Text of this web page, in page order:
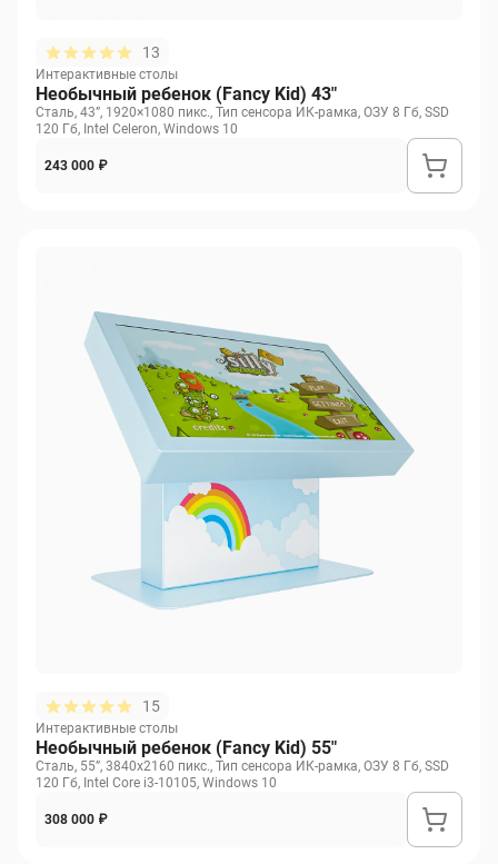
13
Интерактивные столы
Необычный ребенок (Fancy Kid) 43"
Сталь, 43”, 1920×1080 пикс., Тип сенсора ИК-рамка, ОЗУ 8 Гб, SSD
120 Гб, Intel Celeron, Windows 10
243 000 ₽
15
Интерактивные столы
Необычный ребенок (Fancy Kid) 55"
Сталь, 55”, 3840х2160 пикс., Тип сенсора ИК-рамка, ОЗУ 8 Гб, SSD
120 Гб, Intel Core i3-10105, Windows 10
308 000 ₽